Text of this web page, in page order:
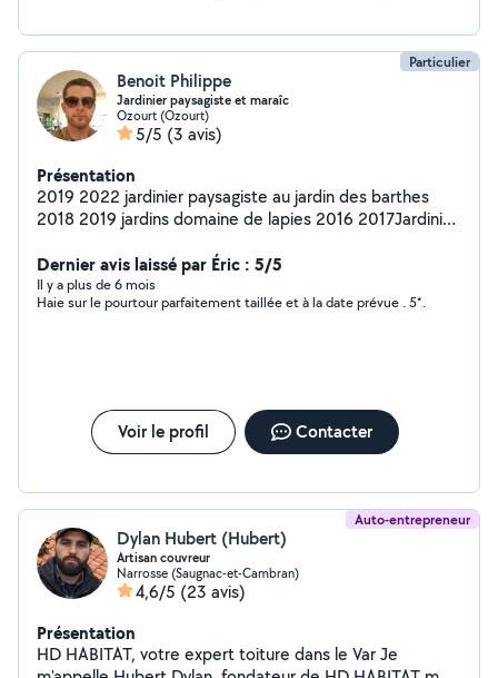
Particulier
Benoit Philippe
Jardinier paysagiste et maraîc
Ozourt (Ozourt)
5/5 (3 avis)
Présentation
2019 2022 jardinier paysagiste au jardin des barthes
2018 2019 jardins domaine de lapies 2016 2017Jardinier
paysagiste au château de chenonceau 2013École des
compagnons du devoir 2012Jardinier paysagiste au
château de gardére
Dernier avis laissé par Éric : 5/5
Il y a plus de 6 mois
Haie sur le pourtour parfaitement taillée et à la date prévue . 5*.
Voir le profil Contacter
Auto-entrepreneur
Dylan Hubert (Hubert)
Artisan couvreur
Narrosse (Saugnac-et-Cambran)
4,6/5 (23 avis)
Présentation
HD HABITAT, votre expert toiture dans le Var Je